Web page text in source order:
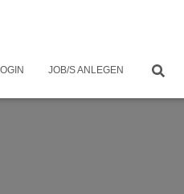
JOB/S ANLEGEN